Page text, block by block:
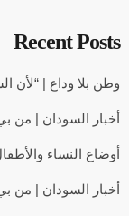
Recent Posts
وطن بلا وداع | “لأن
أخبار السودان | من بي بي
أوضاع النساء
أخبار السودان | من بي بي